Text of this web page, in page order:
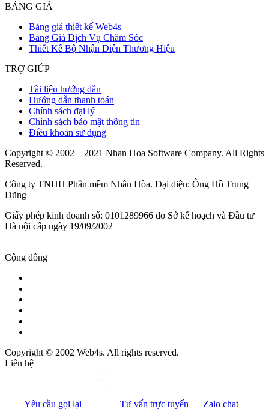
BẢNG GIÁ
Bảng giá thiết kế Web4s
Bảng Giá Dịch Vụ Chăm Sóc
Thiết Kế Bộ Nhận Diện Thương Hiệu
TRỢ GIÚP
Tài liệu hướng dẫn
Hướng dẫn thanh toán
Chính sách đại lý
Chính sách bảo mật thông tin
Điều khoản sử dụng
Copyright © 2002 – 2021 Nhan Hoa Software Company. All Rights
Reserved.
Công ty TNHH Phần mềm Nhân Hòa. Đại diện: Ông Hồ Trung
Dũng
Giấy phép kinh doanh số: 0101289966 do Sở kế hoạch và Đầu tư
Hà nội cấp ngày 19/09/2002
Cộng đồng
Copyright © 2002 Web4s. All rights reserved.
Liên hệ
Yêu cầu gọi lại Tư vấn trực tuyến Zalo chat